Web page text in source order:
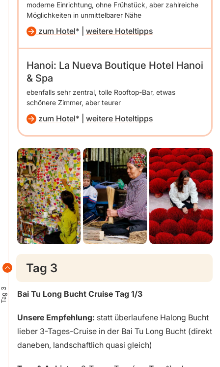
moderne Einrichtung, ohne Frühstück, aber zahlreiche
Möglichkeiten in unmittelbarer Nähe
zum Hotel weitere Hoteltipps
Hanoi: La Nueva Boutique Hotel Hanoi
& Spa
ebenfalls sehr zentral, tolle Rooftop-Bar, etwas
schönere Zimmer, aber teurer
zum Hotel weitere Hoteltipps
Tag 3
Tag 3
Bai Tu Long Bucht Cruise Tag 1/3
Unsere Empfehlung: statt überlaufene Halong Bucht
lieber 3-Tages-Cruise in der Bai Tu Long Bucht (direkt
daneben, landschaftlich quasi gleich)